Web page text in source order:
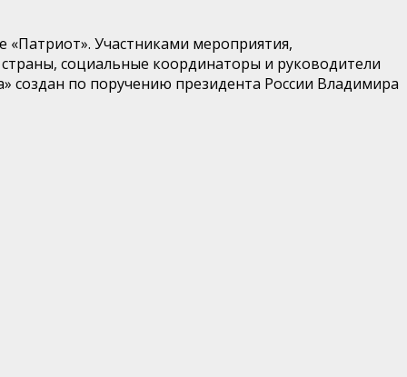
Участниками мероприятия,
социальные координаторы и руководители
создан по поручению президента России Владимира